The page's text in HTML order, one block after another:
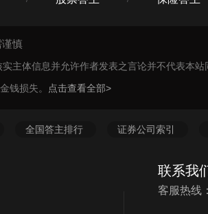
慎
主体信息并允许作者发表之言论并不代表本
钱损失。
点击查看全部>
全国答主排行 证券公司索引
联系我
客服热线